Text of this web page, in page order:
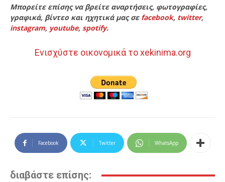
Μπορείτε επίσης να βρείτε αναρτήσεις, φωτογραφίες,
γραφικά, βίντεο και ηχητικά μας σε facebook, twitter,
instagram, youtube, spotify.
Ενισχύστε οικονομικά το xekinima.org
Facebook Twitter WhatsApp
διαβάστε επίσης: